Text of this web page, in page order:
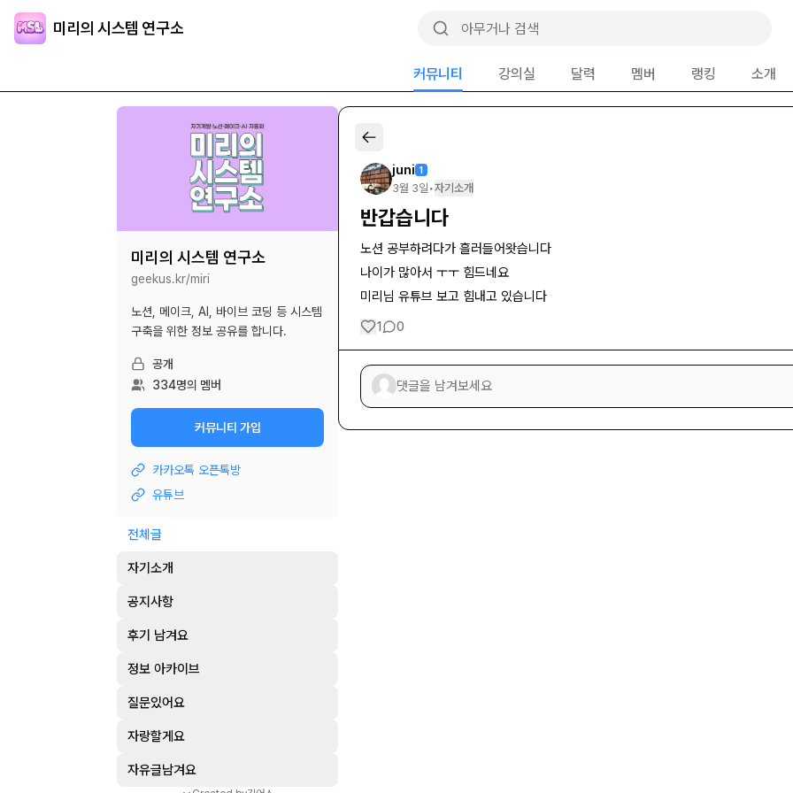
미리의 시스템 연구소
커뮤니티 강의실 달력 멤버 랭킹 소개
미리의 시스템 연구소
geekus.kr/miri
노션, 메이크, AI, 바이브 코딩 등 시스템
구축을 위한 정보 공유를 합니다.
공개
334명의 멤버
커뮤니티 가입
카카오톡 오픈톡방
유튜브
전체글
자기소개
공지사항
후기 남겨요
정보 아카이브
질문있어요
자랑할게요
자유글남겨요
juni 1
3월 3일 •자기소개
반갑습니다
노션 공부하려다가 흘러들어왓습니다
나이가 많아서 ㅜㅜ 힘드네요
미리님 유튜브 보고 힘내고 있습니다
1 0
댓글을 남겨보세요